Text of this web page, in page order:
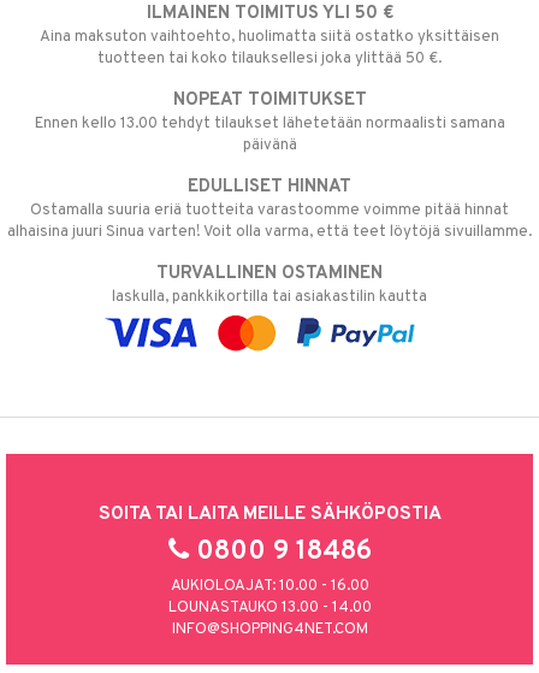
ILMAINEN TOIMITUS YLI 50 €
Aina maksuton vaihtoehto, huolimatta siitä ostatko yksittäisen
tuotteen tai koko tilauksellesi joka ylittää 50 €.
NOPEAT TOIMITUKSET
Ennen kello 13.00 tehdyt tilaukset lähetetään normaalisti samana
päivänä
EDULLISET HINNAT
Ostamalla suuria eriä tuotteita varastoomme voimme pitää hinnat
alhaisina juuri Sinua varten! Voit olla varma, että teet löytöjä sivuillamme.
TURVALLINEN OSTAMINEN
laskulla, pankkikortilla tai asiakastilin kautta
SOITA TAI LAITA MEILLE SÄHKÖPOSTIA
0800 9 18486
AUKIOLOAJAT: 10.00 - 16.00
LOUNASTAUKO 13.00 - 14.00
INFO@SHOPPING4NET.COM